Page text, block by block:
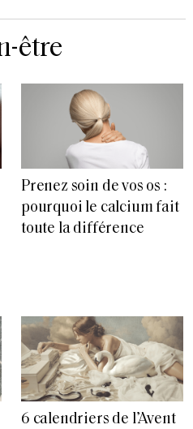
être
Prenez soin de vos os :
pourquoi le calcium fait
toute la différence
6 calendriers de l’Avent